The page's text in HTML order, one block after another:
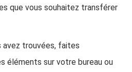
que vous souhaitez transférer
avez trouvées, faites
éléments sur votre bureau ou